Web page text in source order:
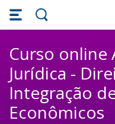
Skip main navigation
Skip to main content
Curso online
Jurídica -
Integração
Econômicos